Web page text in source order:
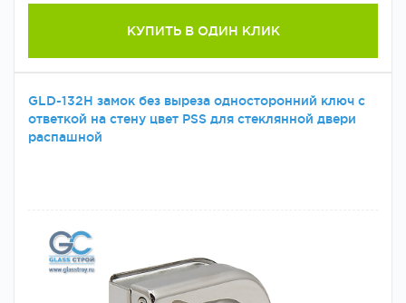
КУПИТЬ В ОДИН КЛИК
GLD-132H замок без выреза односторонний ключ с
ответкой на стену цвет PSS для стеклянной двери
распашной